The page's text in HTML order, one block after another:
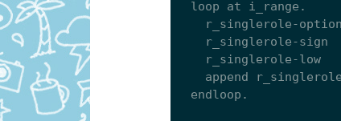
r_singlerole-
r_singlerole-sign